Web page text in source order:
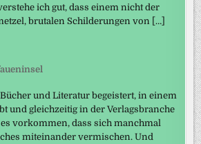
ich gut, dass einem nicht der
brutalen Schilderungen von […]
und Literatur begeistert, in einem
und gleichzeitig in der Verlagsbranche
vorkommen, dass sich manchmal
miteinander vermischen. Und